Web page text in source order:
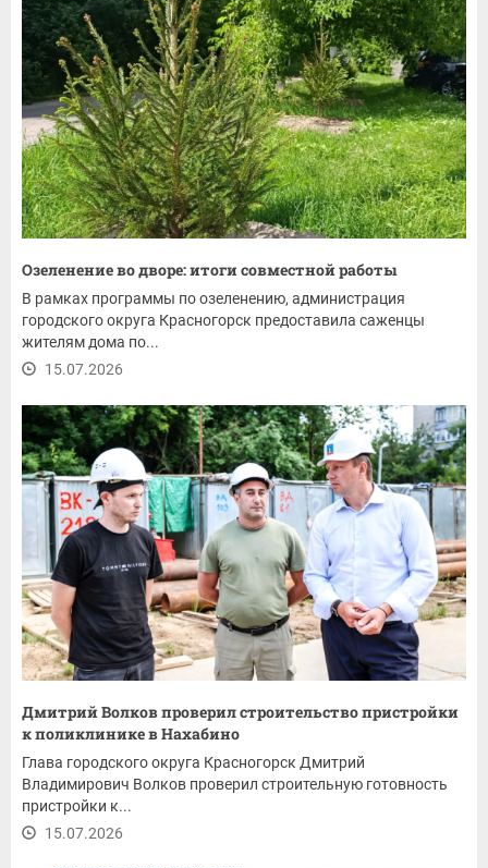
Озеленение во дворе: итоги совместной работы
В рамках программы по озеленению, администрация
городского округа Красногорск предоставила саженцы
жителям дома по...
15.07.2026
Дмитрий Волков проверил строительство пристройки
к поликлинике в Нахабино
Глава городского округа Красногорск Дмитрий
Владимирович Волков проверил строительную готовность
пристройки к...
15.07.2026